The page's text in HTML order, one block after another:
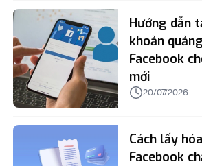
Hướng dẫn
khoản
Facebook
mới
20/07/2026
Cách lấy
Facebook